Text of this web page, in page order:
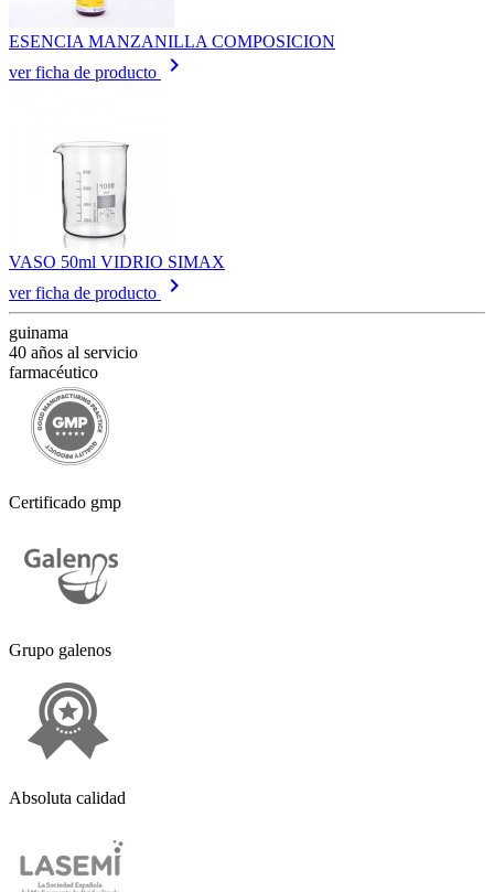
ESENCIA MANZANILLA COMPOSICION
ver ficha de producto
keyboard_arrow_right
VASO 50ml VIDRIO SIMAX
ver ficha de producto
keyboard_arrow_right
guinama
40 años al servicio
farmacéutico
Certificado gmp
Grupo galenos
Absoluta calidad